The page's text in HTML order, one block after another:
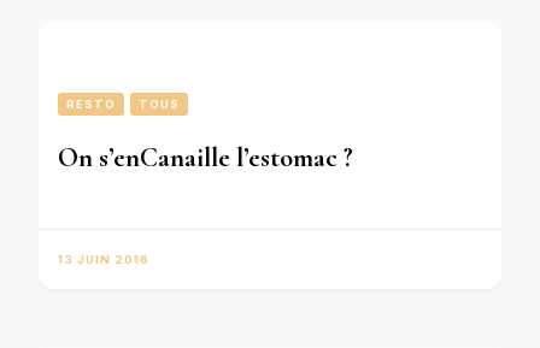
RESTO TOUS
On s’enCanaille l’estomac ?
13 JUIN 2016